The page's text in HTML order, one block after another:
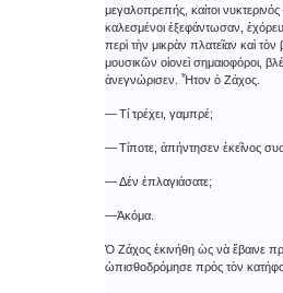
μεγαλοπρεπής, καίτοι
καλεσμένοι ἐξεφάντωσαν,
περὶ τὴν μικρὰν πλατεῖαν καὶ
μουσικῶν οἱονεὶ σημαιοφόροι,
ἀνεγνώρισεν. Ἦτον ὁ Ζάχος.
― Τί τρέχει, γαμπρέ;
― Τίποτε, ἀπήντησεν ἐκεῖνος
― Δέν ἐπλαγιάσατε;
―Ἀκόμα.
Ὁ Ζάχος ἐκινήθη ὡς νὰ ἔβαινε
ὠπισθοδρόμησε πρὸς τὸν